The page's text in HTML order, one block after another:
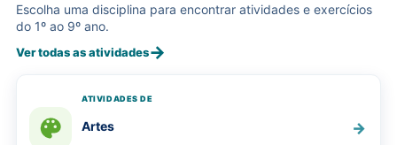
Escolha uma disciplina para encontrar atividades e exercícios
do 1º ao 9º ano.
Ver todas as atividades→
ATIVIDADES DE
Artes →